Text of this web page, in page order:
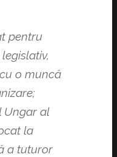
pentru
o muncă
Ungar al
la
a tuturor